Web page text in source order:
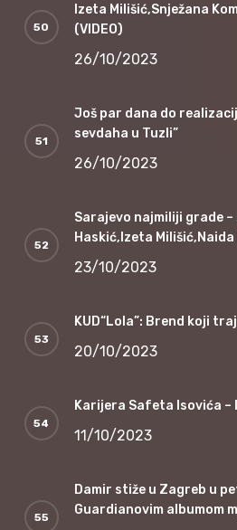
Izeta Milišić,Snježana
(VIDEO)
26/10/2023
Još par dana do
sevdaha u Tuzli”
26/10/2023
Sarajevo najmiliji grade
Haskić,Izeta Milišić,Naida
23/10/2023
KUD“Lola”: Brend koji
20/10/2023
Karijera Safeta Isovića –
11/10/2023
Damir stiže u Zagreb u
Guardianovim albumom